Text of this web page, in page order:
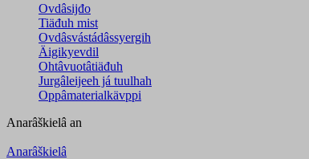
Ovdâsijđo
Tiäđuh mist
Ovdâsvástádâssyergih
Äigikyevdil
Ohtâvuotâtiäđuh
Jurgâleijeeh já tuulhah
Oppâmaterialkävppi
Anarâškielâ an
Anarâškielâ